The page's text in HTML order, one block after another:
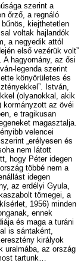
szerint a
őrző, a regnáló
kiejthetetlen
voltak hajlandók
a negyedik attól
első vezérük volt”
A hagyomány, az ősi
legenda szerint
könyörületes és
István,
(olyanokkal, akik
kormányzott az övéi
e tragikusan
magasztalja.
velencei
„erélyesen és
nem látott
hogy Péter idegen
többé nem a
idegen
az erdélyi Gyula,
tömegei, a
1956) minden
ennek
és maga a turáni
is sántaként,
királyok
uralmába, az ország
tartunk…